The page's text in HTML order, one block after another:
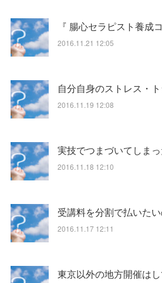
『 腸心セラピスト養
2016.11.21 12:05
自分自身のストレス・
2016.11.19 12:08
実技でつまづいてしま
2016.11.18 12:10
受講料を分割で払いた
2016.11.17 12:11
東京以外の地方開催は